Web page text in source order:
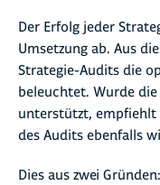
Der Erfolg jeder
Umsetzung ab. Aus
Strategie-Audits die
beleuchtet. Wurde
unterstützt, empfiehlt
des Audits ebenfalls
Dies aus zwei